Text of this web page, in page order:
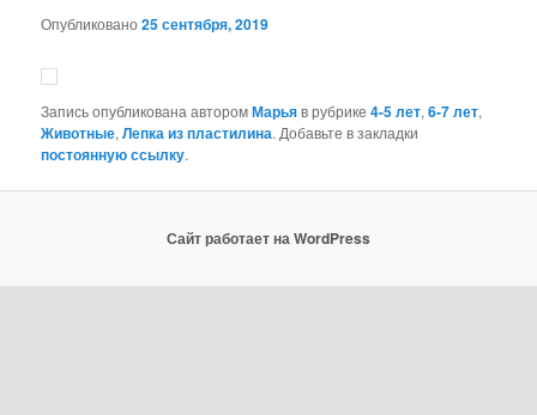
Опубликовано25 сентября, 2019
Запись опубликована авторомМарьяв рубрике4-5 лет,6-7 лет,
Животные,Лепка из пластилина. Добавьте в закладки
постоянную ссылку.
Сайт работает на WordPress